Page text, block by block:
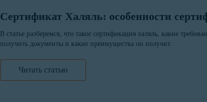
Сертификат Халяль: особенности
В статье разберемся, что такое сертификация халяль, какие
получить документы и какие преимущества он получит.
Читать статью